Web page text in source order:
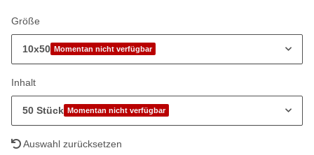
Größe
10x50 Momentan nicht verfügbar
Inhalt
50 Stück Momentan nicht verfügbar
Auswahl zurücksetzen